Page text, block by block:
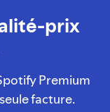
prix
Premium
facture.